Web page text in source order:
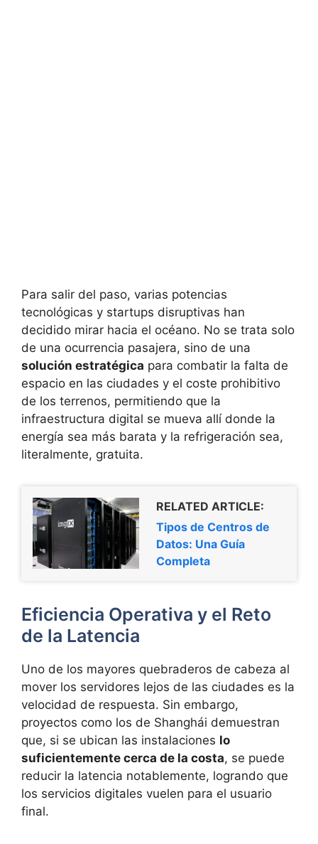
Para salir del paso, varias potencias
tecnológicas y startups disruptivas han
decidido mirar hacia el océano. No se trata solo
de una ocurrencia pasajera, sino de una
solución estratégica para combatir la falta de
espacio en las ciudades y el coste prohibitivo
de los terrenos, permitiendo que la
infraestructura digital se mueva allí donde la
energía sea más barata y la refrigeración sea,
literalmente, gratuita.
RELATED ARTICLE:
Tipos de Centros de
Datos: Una Guía
Completa
Eficiencia Operativa y el Reto
de la Latencia
Uno de los mayores quebraderos de cabeza al
mover los servidores lejos de las ciudades es la
velocidad de respuesta. Sin embargo,
proyectos como los de Shanghái demuestran
que, si se ubican las instalaciones lo
suficientemente cerca de la costa, se puede
reducir la latencia notablemente, logrando que
los servicios digitales vuelen para el usuario
final.